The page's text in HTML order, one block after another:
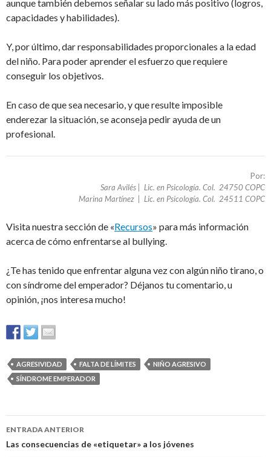
aunque también debemos señalar su lado más positivo (logros,
capacidades y habilidades).
Y, por último, dar responsabilidades proporcionales a la edad
del niño. Para poder aprender el esfuerzo que requiere
conseguir los objetivos.
En caso de que sea necesario, y que resulte imposible
enderezar la situación, se aconseja pedir ayuda de un
profesional.
Por:
Sara Avilés | Lic. en Psicología. Col. 24750 COPC
Marina Martínez | Lic. en Psicología. Col. 24511 COPC
Visita nuestra sección de «Recursos» para más información
acerca de cómo enfrentarse al bullying.
¿Te has tenido que enfrentar alguna vez con algún niño tirano, o
con síndrome del emperador? Déjanos tu comentario, u
opinión, ¡nos interesa mucho!
AGRESIVIDAD FALTA DE LÍMITES
NIÑO AGRESIVO
SÍNDROME EMPERADOR
Navegación
de
ENTRADA ANTERIOR
Las consecuencias de «etiquetar» a los jóvenes